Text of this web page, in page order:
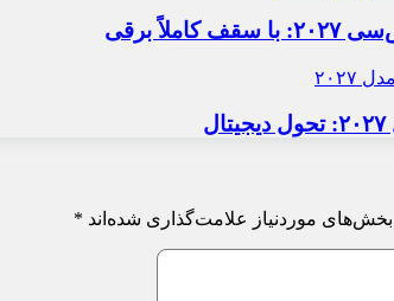
بخش‌های موردنیاز علامت‌گذاری شده‌اند *